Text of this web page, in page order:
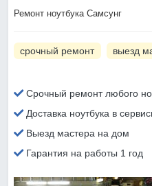
Ремонт ноутбука Самсунг
срочный ремонт выезд
Срочный ремонт любого
Доставка ноутбука в
Выезд мастера на дом
Гарантия на работы 1 год